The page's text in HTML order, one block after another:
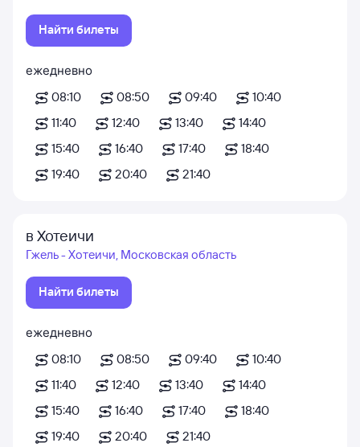
Найти билеты
ежедневно
08:10
08:50 09:40
10:40
11:40
12:40 13:40
14:40
15:40
16:40 17:40
18:40
19:40
20:40 21:40
в Хотеичи
Гжель - Хотеичи, Московская область
Найти билеты
ежедневно
08:10
08:50 09:40
10:40
11:40
12:40 13:40
14:40
15:40
16:40 17:40
18:40
19:40
20:40 21:40